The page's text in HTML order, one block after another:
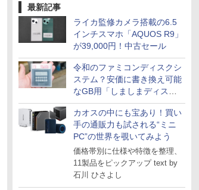
最新記事
ライカ監修カメラ搭載の6.5
インチスマホ「AQUOS R9」
が39,000円！中古セール
令和のファミコンディスクシ
ステム？安価に書き換え可能
なGB用「しましまディスク
システム」
カオスの中にも宝あり！買い
手の通販力も試される“ミニ
PC”の世界を覗いてみよう
価格帯別に仕様や特徴を整理、
11製品をピックアップ text by
石川 ひさよし